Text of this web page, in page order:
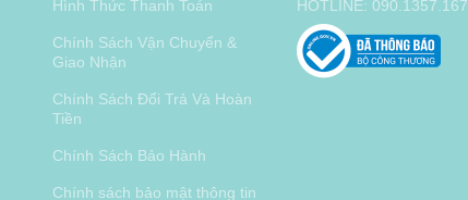
Hình Thức Thanh Toán
Chính Sách Vận Chuyển &
Giao Nhận
Chính Sách Đổi Trả Và Hoàn
Tiền
Chính Sách Bảo Hành
Chính sách bảo mật thông tin
HOTLINE: 090.1357.167